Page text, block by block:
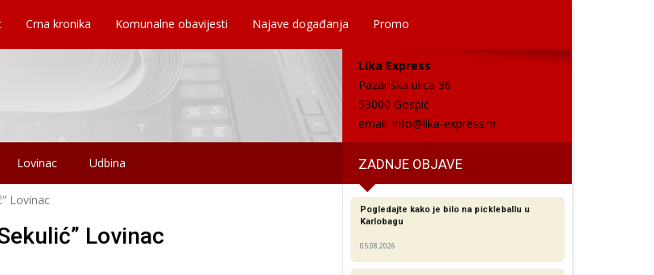
Crna kronika Komunalne obavijesti Najave događanja Promo
Lika Express
Pazariška ulica 36
53000 Gospić
email: info@lika-express.hr
Lovinac Udbina ZADNJE OBJAVE
Lovinac
Lovinac
Pogledajte kako je bilo na pickleballu u
Karlobagu
05.08.2026